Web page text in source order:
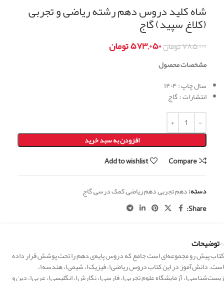
شاه کلید دروس دهم رشته ریاضی و تجربی
(کلاغ سپید) گاج
۷۸۵,۰۰۰تومان۵۷۳,۰۵۰تومان
مشخصات محصول
سال چاپ : ۱۴۰۴
انتشارات : گاج
افزودن به سبد خرید
Compare
Add to wishlist
دسته:دهم تجربی,دهم ریاضی,کمک درسی,گاج
Share:
توضیحات
کتاب پیش رو مجموعه‌ای است جامع که دروس پایه‌ی دهم را تحت پوشش قرار داده
است. دانش‌آموز در این کتاب دروس ریاضی۱، فیزیک۱، شیمی۱، هندسه۱،
زیست‌شناسی۱، آزمایشگاه علوم تجربی۱، فارسی۱، نگارش۱، انگلیسی۱، عربی۱، دین و